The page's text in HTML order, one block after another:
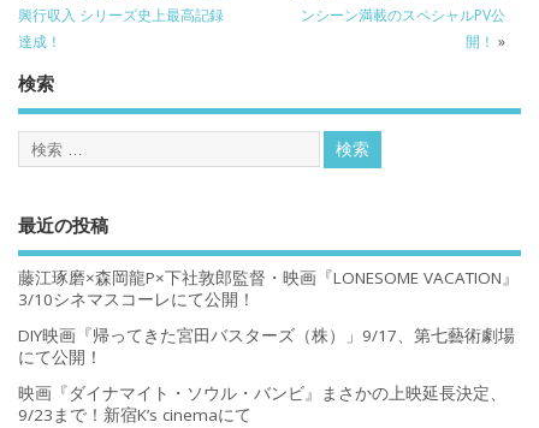
興行収入 シリーズ史上最高記録
達成！
ンシーン満載のスペシャルPV公
開！ »
検索
最近の投稿
藤江琢磨×森岡龍P×下社敦郎監督・映画『LONESOME VACATION』
3/10シネマスコーレにて公開！
DIY映画『帰ってきた宮田バスターズ（株）」9/17、第七藝術劇場
にて公開！
映画『ダイナマイト・ソウル・バンビ』まさかの上映延長決定、
9/23まで！新宿K’s cinemaにて